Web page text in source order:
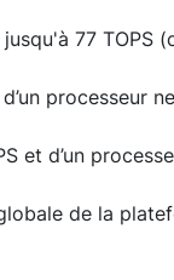
77 TOPS
processeur
et d’un
de la